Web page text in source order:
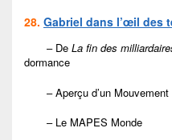
28. Gabriel dans l’œil des
– De La fin des
dormance
– Aperçu d’un Mouvement
– Le MAPES Monde